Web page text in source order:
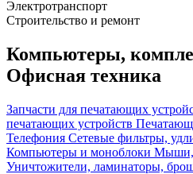
Электротранспорт
Строительство и ремонт
Компьютеры,
Офисная техника
Запчасти для печатающих
печатающих устройств
Телефония Сетевые фильтры,
Компьютеры и моноблоки Мыши,
Уничтожители, ламинаторы,